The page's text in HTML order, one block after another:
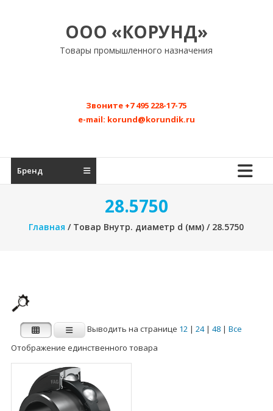
ООО «КОРУНД»
Товары промышленного назначения
Звоните +7 495 228-17-75
e-mail: korund@korundik.ru
Бренд
28.5750
Главная / Товар Внутр. диаметр d (мм) / 28.5750
FAG INA
Выводить на странице 12| 24| 48| Все
Отображение единственного товара